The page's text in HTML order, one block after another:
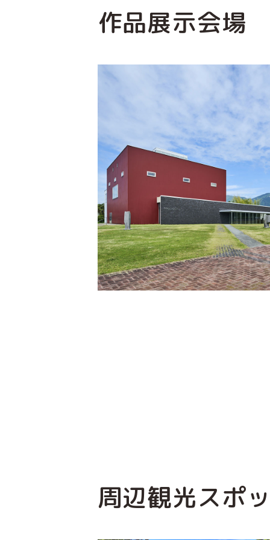
作品展示会場
周辺観光スポ